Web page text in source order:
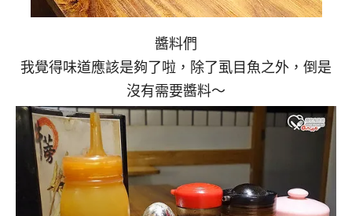
醬料們
我覺得味道應該是夠了啦，除了虱目魚之外，倒是
沒有需要醬料～